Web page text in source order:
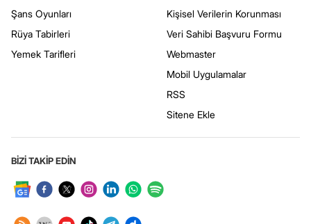
Şans Oyunları
Rüya Tabirleri
Yemek Tarifleri
Kişisel Verilerin Korunması
Veri Sahibi Başvuru Formu
Webmaster
Mobil Uygulamalar
RSS
Sitene Ekle
BİZİ TAKİP EDİN